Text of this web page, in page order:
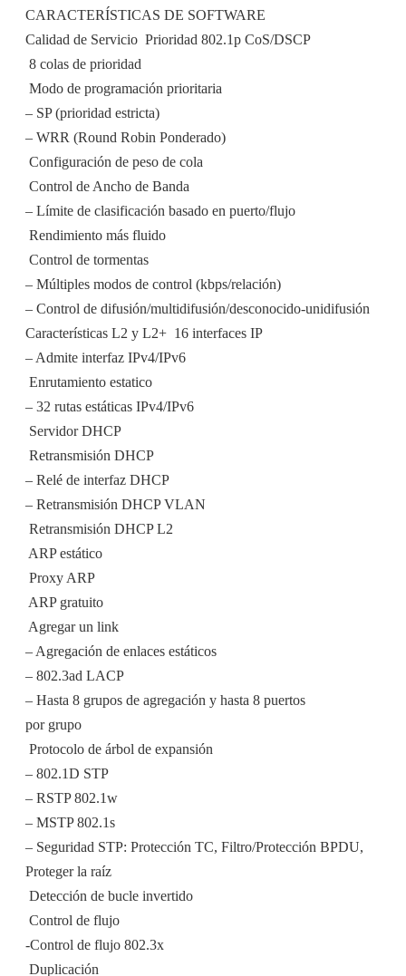
CARACTERÍSTICAS DE SOFTWARE
Calidad de Servicio  Prioridad 802.1p CoS/DSCP
 8 colas de prioridad
 Modo de programación prioritaria
– SP (prioridad estricta)
– WRR (Round Robin Ponderado)
 Configuración de peso de cola
 Control de Ancho de Banda
– Límite de clasificación basado en puerto/flujo
 Rendimiento más fluido
 Control de tormentas
– Múltiples modos de control (kbps/relación)
– Control de difusión/multidifusión/desconocido-unidifusión
Características L2 y L2+  16 interfaces IP
– Admite interfaz IPv4/IPv6
 Enrutamiento estatico
– 32 rutas estáticas IPv4/IPv6
 Servidor DHCP
 Retransmisión DHCP
– Relé de interfaz DHCP
– Retransmisión DHCP VLAN
 Retransmisión DHCP L2
 ARP estático
 Proxy ARP
 ARP gratuito
 Agregar un link
– Agregación de enlaces estáticos
– 802.3ad LACP
– Hasta 8 grupos de agregación y hasta 8 puertos
por grupo
 Protocolo de árbol de expansión
– 802.1D STP
– RSTP 802.1w
– MSTP 802.1s
– Seguridad STP: Protección TC, Filtro/Protección BPDU,
Proteger la raíz
 Detección de bucle invertido
 Control de flujo
-Control de flujo 802.3x
 Duplicación